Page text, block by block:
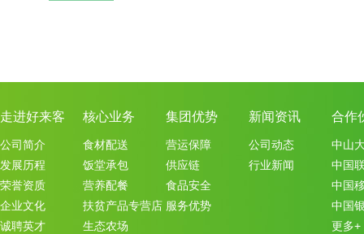
走进好来客
公司简介
发展历程
荣誉资质
企业文化
诚聘英才
核心业务
食材配送
饭堂承包
营养配餐
扶贫产品专营店
生态农场
集团优势
营运保障
供应链
食品安全
服务优势
新闻资讯
公司动态
行业新闻
合作
中山
中国
中国
中国
更多+